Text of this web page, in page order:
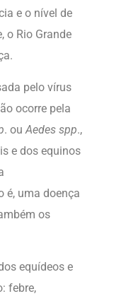
e o nível de
o Rio Grande
pelo vírus
ocorre pela
. ou Aedes spp.,
e dos equinos
é, uma doença
os
equídeos e
febre,